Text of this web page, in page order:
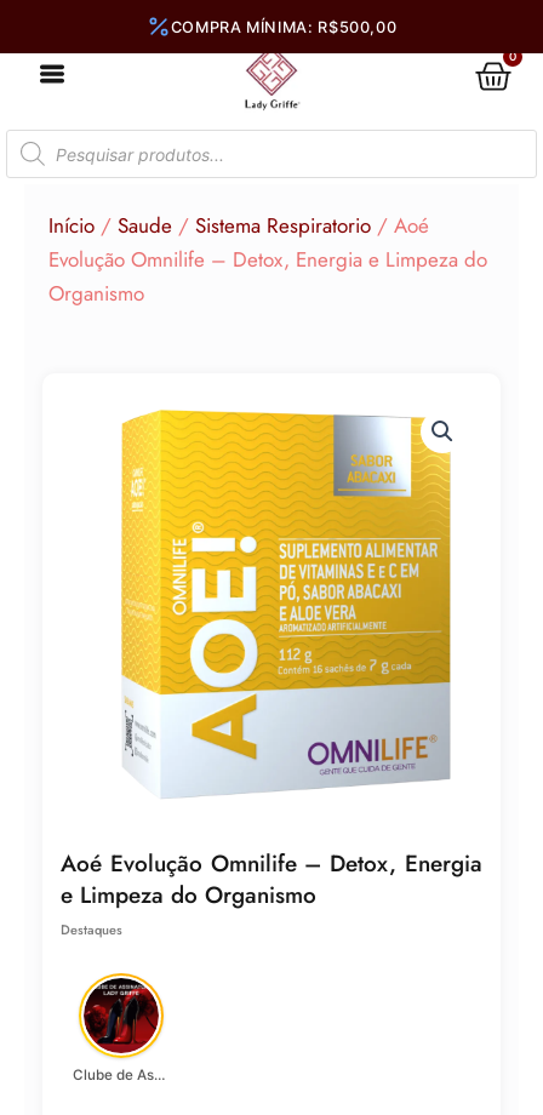
0
Pesquisar
produtos
Início / Saude / Sistema Respiratorio / Aoé
Evolução Omnilife – Detox, Energia e Limpeza do
Organismo
Aoé Evolução Omnilife – Detox, Energia
e Limpeza do Organismo
Destaques
Clube de Assinatura Lady Griffe